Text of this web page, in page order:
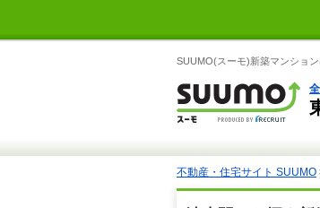
SUUMO(スーモ)新築マンショ
不動産・住宅サイト SUUMO